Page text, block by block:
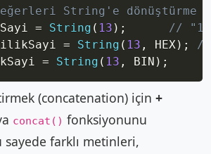
String'e dönüştürme
= String ( 13 ) ;
//
= String ( 13 , HEX) ;
//
= String ( 13 , BIN ) ;
(concatenation) için +
concat() fonksiyonunu
farklı metinleri,